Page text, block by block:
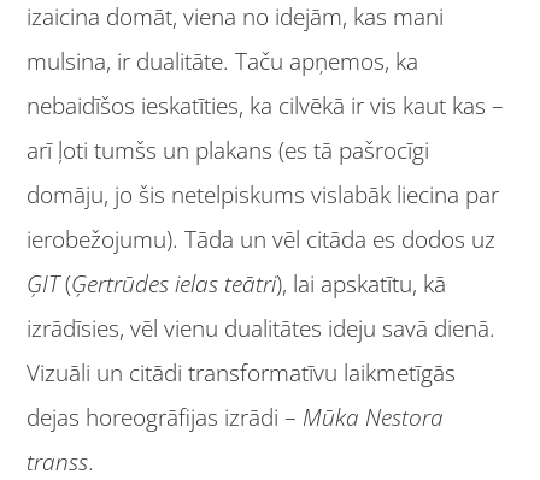
izaicina domāt, viena no idejām, kas mani
mulsina, ir dualitāte. Taču apņemos, ka
nebaidīšos ieskatīties, ka cilvēkā ir vis kaut kas –
arī ļoti tumšs un plakans (es tā pašrocīgi
domāju, jo šis netelpiskums vislabāk liecina par
ierobežojumu). Tāda un vēl citāda es dodos uz
ĢIT(Ģertrūdes ielas teātri), lai apskatītu, kā
izrādīsies, vēl vienu dualitātes ideju savā dienā.
Vizuāli un citādi transformatīvu laikmetīgās
dejas horeogrāfijas izrādi – Mūka Nestora
transs.